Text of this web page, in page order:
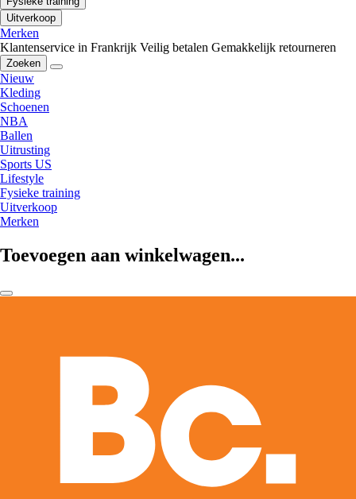
Uitverkoop
Merken
Klantenservice in Frankrijk Veilig betalen Gemakkelijk retourneren
Zoeken
Nieuw
Kleding
Schoenen
NBA
Ballen
Uitrusting
Sports US
Lifestyle
Fysieke training
Uitverkoop
Merken
Toevoegen aan winkelwagen...